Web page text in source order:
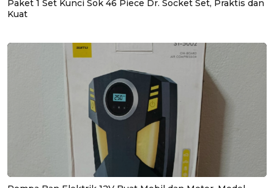
Paket 1 Set Kunci Sok 46 Piece Dr. Socket Set, Praktis dan
Kuat